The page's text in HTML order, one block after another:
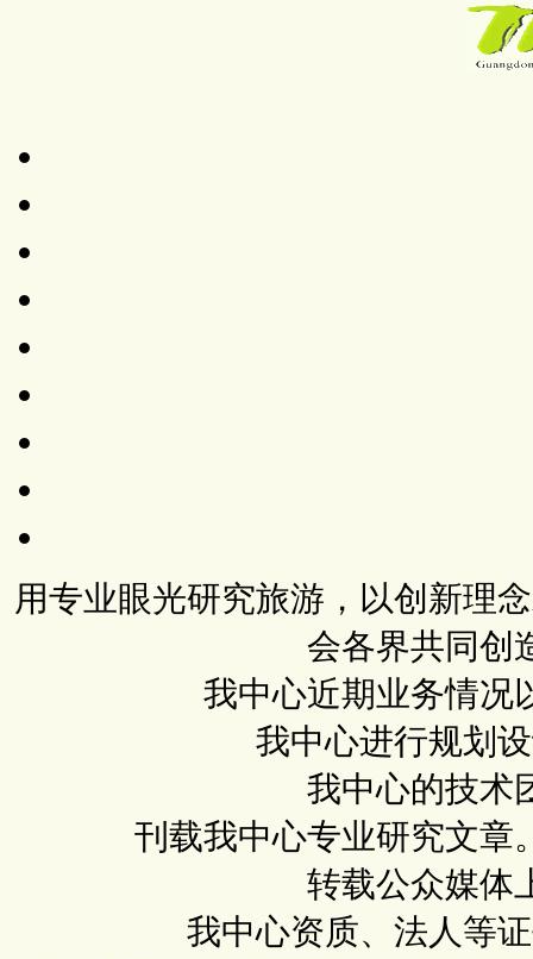
用专业眼光研究旅游，以创新理
会各界共同创
我中心近期业务情况
我中心进行规划
我中心的技术
刊载我中心专业研究文章
转载公众媒体
我中心资质、法人等